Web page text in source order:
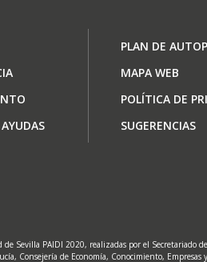
Footer
menu
PLAN DE
MAPA WEB
POLÍTICA DE
SUGERENCIAS
Sevilla PAIDI 2020, realizadas por el Secretariado
Consejería de Economía, Conocimiento, Empresas